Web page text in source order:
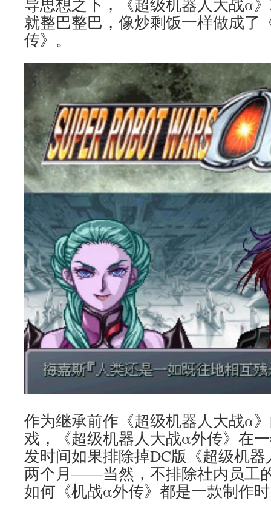
导思想之下，《超级机器人大战α
就整巴整巴，像炒剩饭一样做成了
传》。
作为继承前作《超级机器人大战α
戏，《超级机器人大战α外传》在
发时间如果排除掉DC版《超级机
两个月——当然，不排除社内员工
如何《机战α外传》都是一款制作